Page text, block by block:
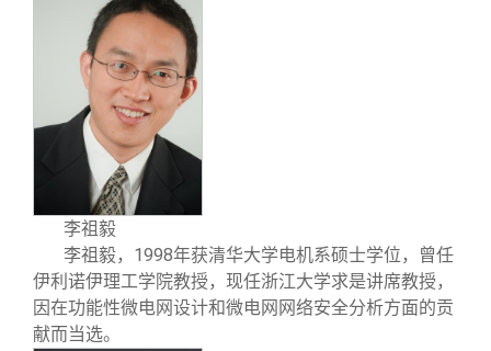
李祖毅
李祖毅， 1998年获清华大学电机系硕士学位，曾任
伊利诺伊理工学院教授，现任浙江大学求是讲席教授，
因在功能性微电网设计和微电网网络安全分析方面的贡
献而当选。